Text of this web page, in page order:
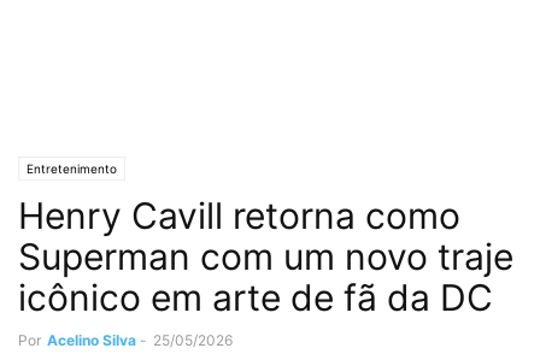
Entretenimento
Henry Cavill retorna como
Superman com um novo traje
icônico em arte de fã da DC
Por Acelino Silva - 25/05/2026